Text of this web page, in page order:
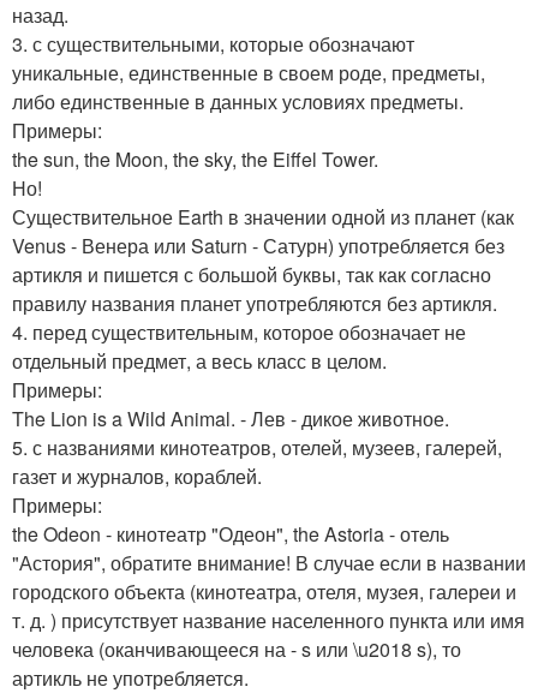
назад.
3. с существительными, которые обозначают
уникальные, единственные в своем роде, предметы,
либо единственные в данных условиях предметы.
Примеры:
the sun, the Moon, the sky, the Eiffel Tower.
Но!
Существительное Earth в значении одной из планет (как
Venus - Венера или Saturn - Сатурн) употребляется без
артикля и пишется с большой буквы, так как согласно
правилу названия планет употребляются без артикля.
4. перед существительным, которое обозначает не
отдельный предмет, а весь класс в целом.
Примеры:
The Lion is a Wild Animal. - Лев - дикое животное.
5. с названиями кинотеатров, отелей, музеев, галерей,
газет и журналов, кораблей.
Примеры:
the Odeon - кинотеатр "Одеон", the Astoria - отель
"Астория", обратите внимание! В случае если в названии
городского объекта (кинотеатра, отеля, музея, галереи и
т. д. ) присутствует название населенного пункта или имя
человека (оканчивающееся на - s или \u2018 s), то
артикль не употребляется.